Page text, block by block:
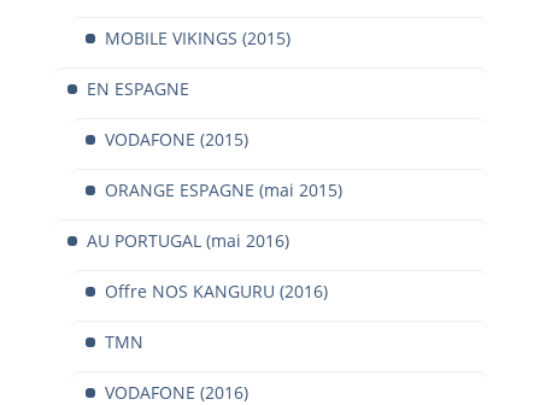
MOBILE VIKINGS (2015)
EN ESPAGNE
VODAFONE (2015)
ORANGE ESPAGNE (mai 2015)
AU PORTUGAL (mai 2016)
Offre NOS KANGURU (2016)
TMN
VODAFONE (2016)